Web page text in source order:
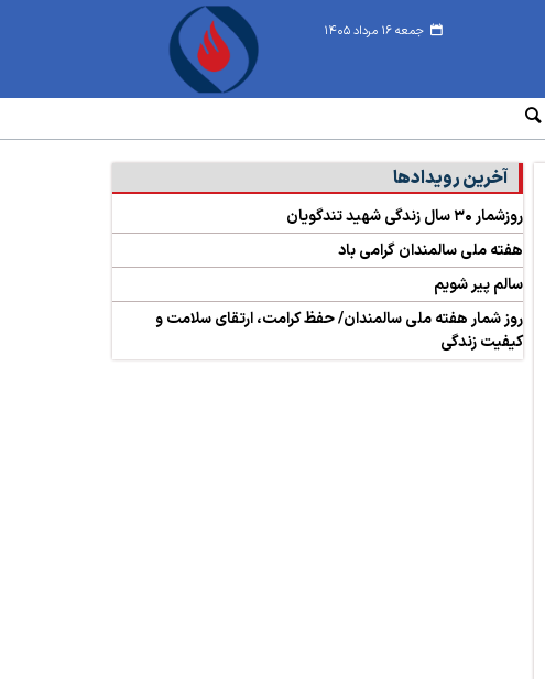
جمعه ۱۶ مرداد ۱۴۰۵
آخرین رویدادها
روزشمار ۳۰ سال زندگی شهید تندگویان
هفته ملی سالمندان گرامی باد
سالم پیر شویم
روز شمار هفته ملی سالمندان/ حفظ کرامت، ارتقای سلامت و
کیفیت زندگی